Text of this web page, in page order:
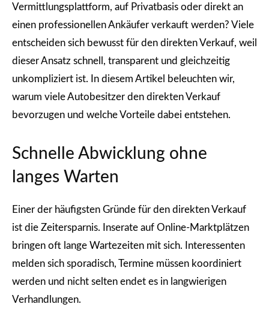
Vermittlungsplattform, auf Privatbasis oder direkt an
einen professionellen Ankäufer verkauft werden? Viele
entscheiden sich bewusst für den direkten Verkauf, weil
dieser Ansatz schnell, transparent und gleichzeitig
unkompliziert ist. In diesem Artikel beleuchten wir,
warum viele Autobesitzer den direkten Verkauf
bevorzugen und welche Vorteile dabei entstehen.
Schnelle Abwicklung ohne
langes Warten
Einer der häufigsten Gründe für den direkten Verkauf
ist die Zeitersparnis. Inserate auf Online-Marktplätzen
bringen oft lange Wartezeiten mit sich. Interessenten
melden sich sporadisch, Termine müssen koordiniert
werden und nicht selten endet es in langwierigen
Verhandlungen.